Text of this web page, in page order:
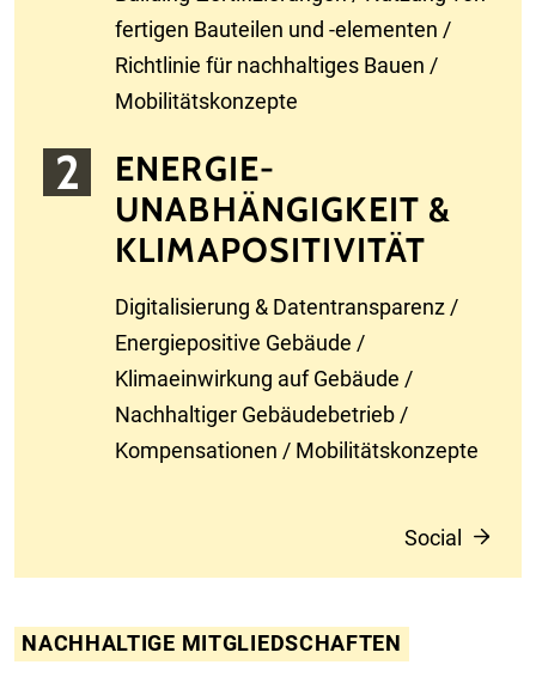
fertigen Bauteilen und -elementen /
Richtlinie für nachhaltiges Bauen /
Mobilitätskonzepte
ENERGIE­
UNABHÄNGIGKEIT &
KLIMA­POSITIVITÄT
Digitalisierung & Datentransparenz /
Energiepositive Gebäude /
Klimaeinwirkung auf Gebäude /
Nachhaltiger Gebäudebetrieb /
Kompensationen / Mobilitätskonzepte
Social
NACHHALTIGE MITGLIEDSCHAFTEN